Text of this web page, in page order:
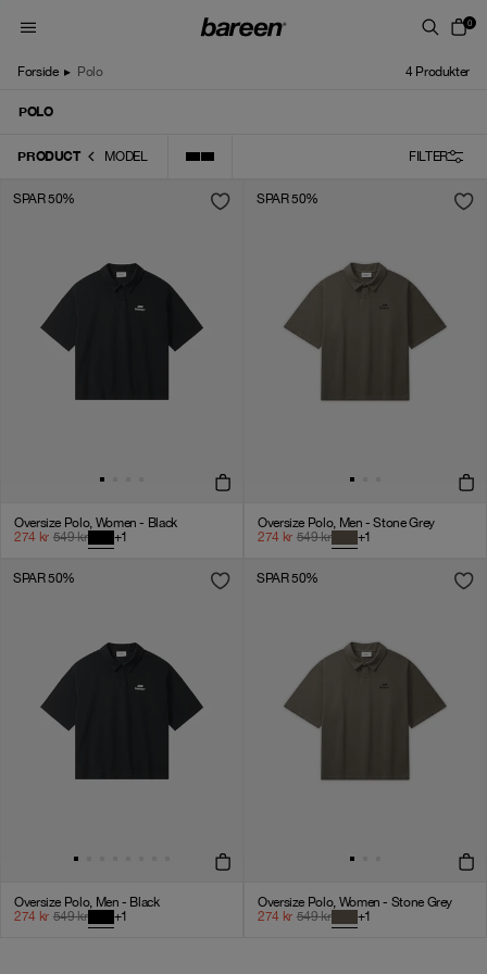
0
Forside ▸ Polo 4 Produkter
POLO
PRODUCT MODEL FILTER
SPAR 50%
Oversize Polo, Women - Black
274 kr 549kr +1
SPAR 50%
Oversize Polo, Men - Stone Grey
274 kr 549kr +1
SPAR 50%
Oversize Polo, Men - Black
274 kr 549kr +1
SPAR 50%
Oversize Polo, Women - Stone Grey
274 kr 549kr +1